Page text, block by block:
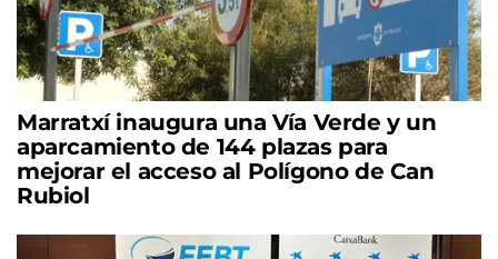
Marratxí inaugura una Vía Verde y un
aparcamiento de 144 plazas para
mejorar el acceso al Polígono de Can
Rubiol